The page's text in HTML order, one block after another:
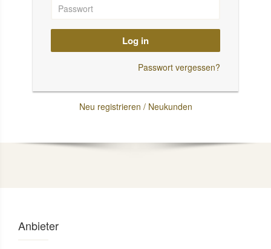
Log in
Passwort vergessen?
Neu registrieren / Neukunden
Anbieter